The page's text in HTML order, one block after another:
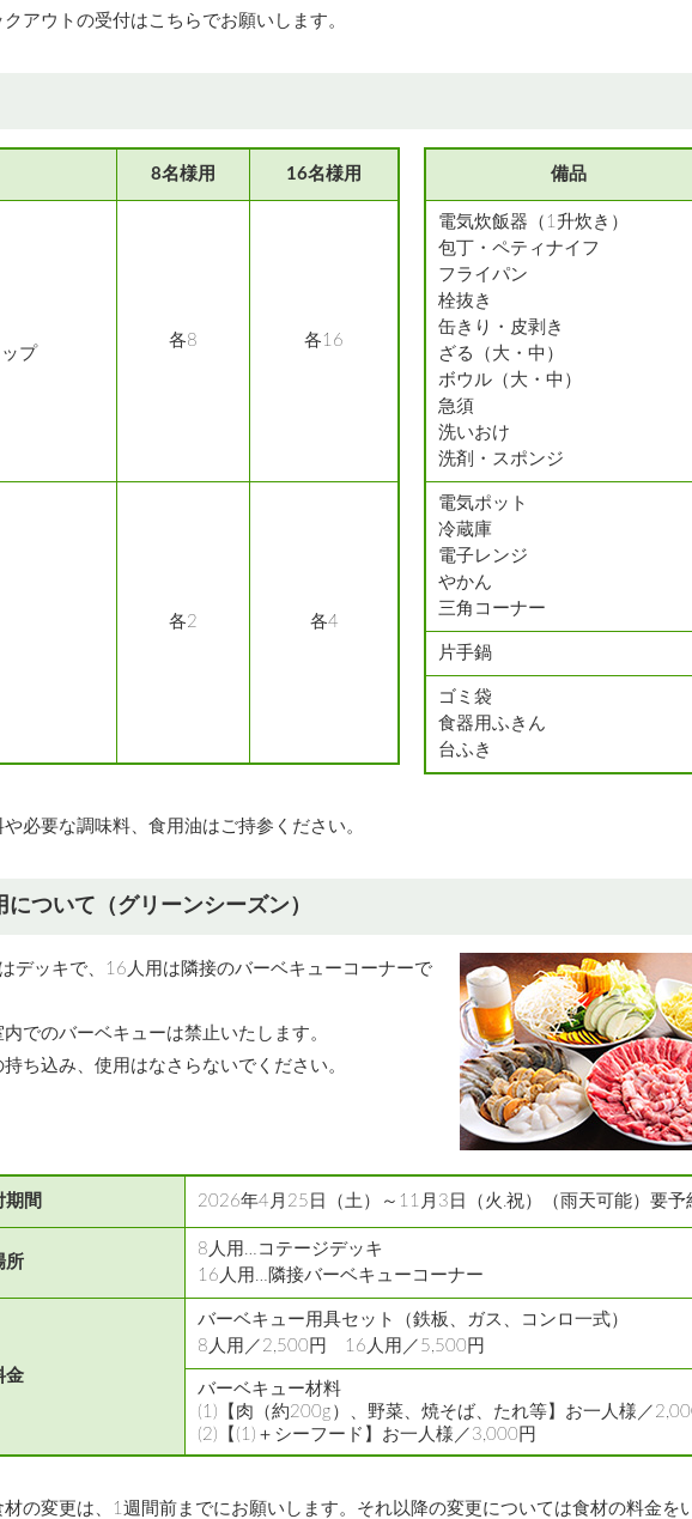
アウトの受付はこちらでお願いします。
8名様用 16名様用
プ
各8 各16
各2 各4
備品
電気炊飯器（1升炊き）
包丁・ペティナイフ
フライパン
栓抜き
缶きり・皮剥き
ざる（大・中）
ボウル（大・中）
急須
洗いおけ
洗剤・スポンジ
電気ポット
冷蔵庫
電子レンジ
やかん
三角コーナー
片手鍋
ゴミ袋
食器用ふきん
台ふき
必要な調味料、食用油はご持参ください。
ついて（グリーンシーズン）
デッキで、16人用は隣接のバーベキューコーナーで
でのバーベキューは禁止いたします。
ち込み、使用はなさらないでください。
期間 2026年4月25日（土）～11月3日（火.祝）（雨天可能）要予
所
8人用…コテージデッキ
16人用…隣接バーベキューコーナー
金
バーベキュー用具セット（鉄板、ガス、コンロ一式）
8人用／2,500円 16人用／5,500円
バーベキュー材料
(1)【肉（約200g）、野菜、焼そば、たれ等】お一人様／
(2)【(1)＋シーフード】お一人様／3,000円
の変更は、1週間前までにお願いします。それ以降の変更については食材の料金を